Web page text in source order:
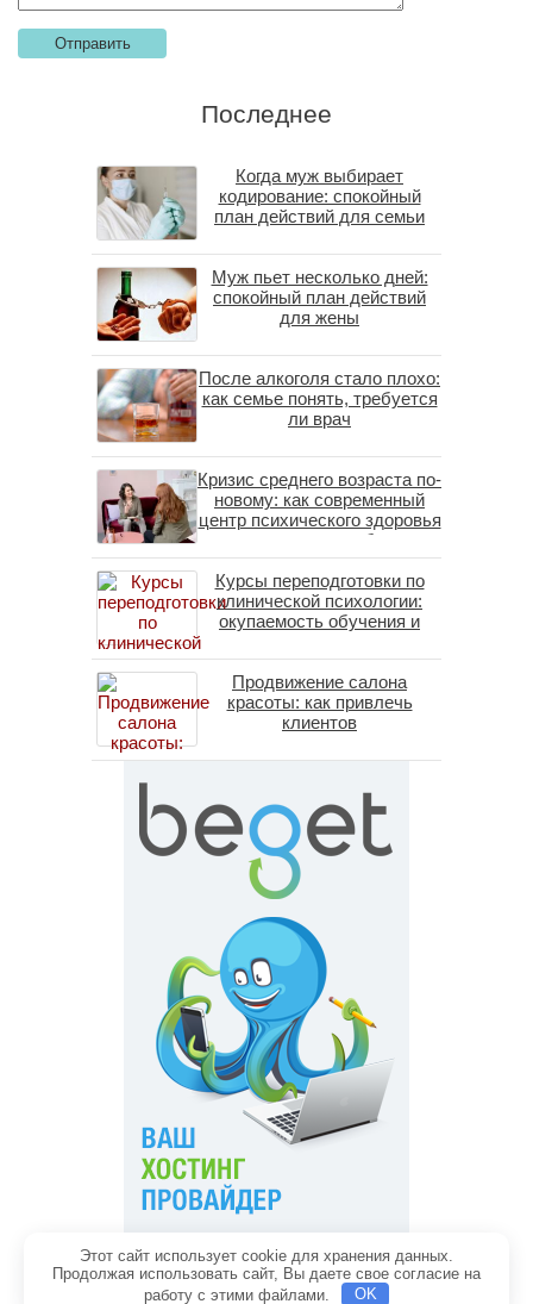
Последнее
Когда муж выбирает
кодирование: спокойный
план действий для семьи
Муж пьет несколько дней:
спокойный план действий
для жены
После алкоголя стало плохо:
как семье понять, требуется
ли врач
Кризис среднего возраста по-
новому: как современный
центр психического здоровья
помогает пересобрать
личность без таблеток
(методы ДПДГ и КПТ)
Курсы переподготовки по
клинической психологии:
окупаемость обучения и
специалистов в 2026 году
Продвижение салона
красоты: как привлечь
клиентов
Главная Обратная связь
Политика конфиденциальности Содержание
Этот сайт использует cookie для хранения данных.
Продолжая использовать сайт, Вы даете свое согласие на
работу с этими файлами.
OK